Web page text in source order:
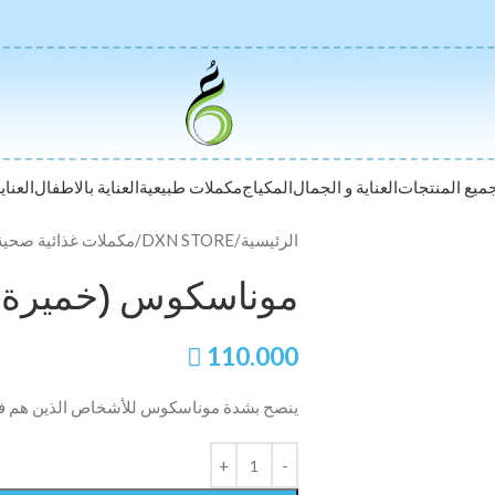
المنتجاتالعناية و الجمالالمكياجمكملات طبيعيةالعناية بالاطفال
الرئيسية/
DXN STORE
/مكملات غذائية
موناسكوس (خميرة الرز)
 110.000
ينصح بشدة موناسكوس للأشخاص الذين هم